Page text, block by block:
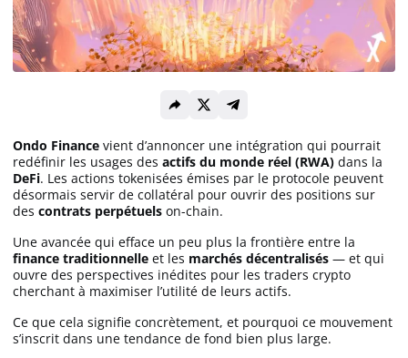
Cryptomonnaies
Bitcoin (BTC)
Solana (SOL)
Dogecoin (DOGE)
Binance Coin (BNB)
Ondo Finance vient d’annoncer une intégration qui pourrait
redéfinir les usages des actifs du monde réel (RWA) dans la
DeFi. Les actions tokenisées émises par le protocole peuvent
désormais servir de collatéral pour ouvrir des positions sur
des contrats perpétuels on-chain.
Une avancée qui efface un peu plus la frontière entre la
finance traditionnelle et les marchés décentralisés — et qui
ouvre des perspectives inédites pour les traders crypto
cherchant à maximiser l’utilité de leurs actifs.
Ce que cela signifie concrètement, et pourquoi ce mouvement
s’inscrit dans une tendance de fond bien plus large.